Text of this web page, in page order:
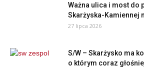
Ważna ulica i most do
Skarżyska-Kamiennej
27 lipca 2026
S/W – Skarżysko ma
o którym coraz